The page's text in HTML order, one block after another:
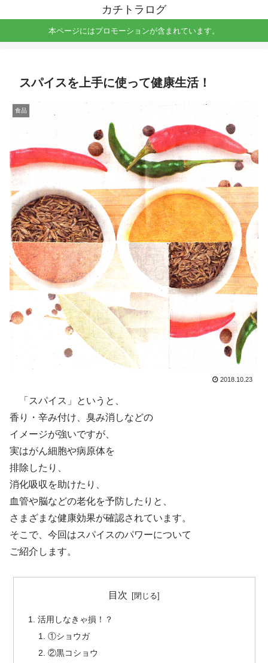
カチトラログ
本ページにはプロモーションが含まれています。
スパイスを上手に使って健康生活！
食品
2018.10.23
「スパイス」というと、
香り・辛み付け、臭み消しなどの
イメージが強いですが、
実はがん細胞や病原体を
排除したり、
消化吸収を助けたり、
血管や脳などの老化を予防したりと、
さまざまな健康効果が確認されています。
そこで、今回はスパイスのパワーについて
ご紹介します。
目次
活用しなきゃ損！？
①ショウガ
②黒コショウ